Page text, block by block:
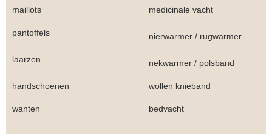
maillots medicinale vacht
pantoffels nierwarmer / rugwarmer
laarzen nekwarmer / polsband
handschoenen wollen knieband
wanten bedvacht